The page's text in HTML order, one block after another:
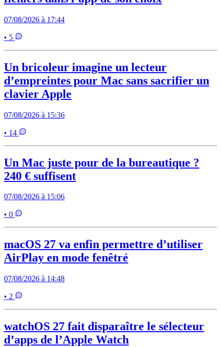
07/08/2026 à 17:44
• 5
Un bricoleur imagine un lecteur
d’empreintes pour Mac sans sacrifier un
clavier Apple
07/08/2026 à 15:36
• 14
Un Mac juste pour de la bureautique ?
240 € suffisent
07/08/2026 à 15:06
• 0
macOS 27 va enfin permettre d’utiliser
AirPlay en mode fenêtré
07/08/2026 à 14:48
• 2
watchOS 27 fait disparaître le sélecteur
d’apps de l’Apple Watch